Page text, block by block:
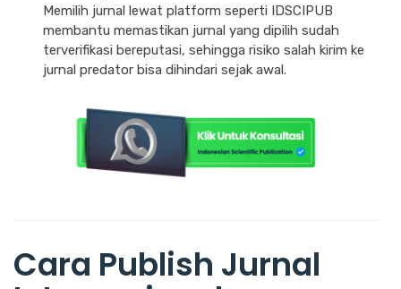
Memilih jurnal lewat platform seperti IDSCIPUB
membantu memastikan jurnal yang dipilih sudah
terverifikasi bereputasi, sehingga risiko salah kirim ke
jurnal predator bisa dihindari sejak awal.
Cara Publish Jurnal